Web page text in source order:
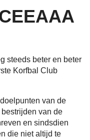
steeds beter en beter
Korfbal Club
van de
van de
en sindsdien
die niet altijd te